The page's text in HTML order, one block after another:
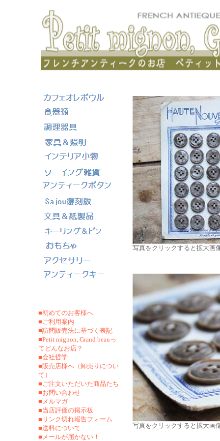
■初めてのお客様へ
■ご利用案内
■訪問販売法に基づく表記
■Petit mignon, Grand beauっ
てどんなお店？
■会社哲学
■販売店様へ（卸売りについ
て）
■ご注文いただいた商品たち
■お問い合わせ
■メルマガ
■当店評価の掲示板
■リンク切れ報告フォーム
■送料について
■メールが届かない！
写真をクリックすると拡大画
写真をクリックすると拡大画